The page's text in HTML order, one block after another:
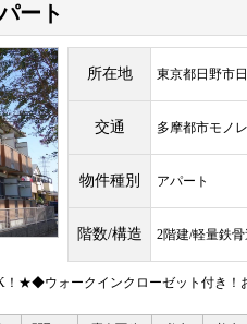
ート
所在地 東京都日野市
交通 多摩都市モノ
物件種別 アパート
階数/構造 2階建/軽量鉄骨
★◆ウォークインクローゼット付き！